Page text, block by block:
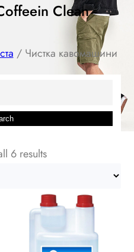
Clean
/ Чистка кавомашини
6 results